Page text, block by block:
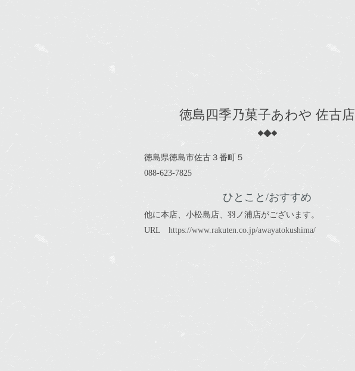
徳島四季乃菓子あわや 佐古店
徳島県徳島市佐古３番町５
088-623-7825
ひとこと/おすすめ
他に本店、小松島店、羽ノ浦店がございます。
URL https://www.rakuten.co.jp/awayatokushima/